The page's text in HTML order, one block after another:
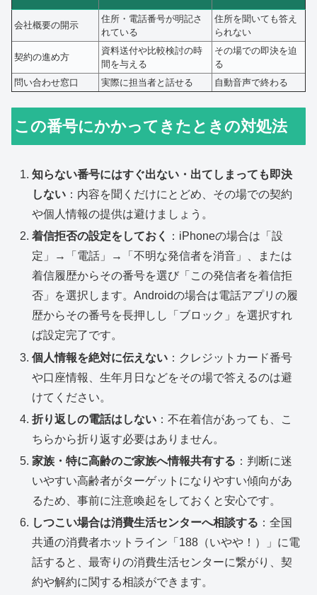
会社概要の開示
住所・電話番号が明記さ
れている
住所を聞いても答え
られない
契約の進め方
資料送付や比較検討の時
間を与える
その場での即決を迫
る
問い合わせ窓口
実際に担当者と話せる 自動音声で終わる
この番号にかかってきたときの対処法
知らない番号にはすぐ出ない・出てしまっても即決
しない ：内容を聞くだけにとどめ、その場での契約
や個人情報の提供は避けましょう。
着信拒否の設定をしておく
：iPhoneの場合は「設
定」→「電話」→「不明な発信者を消音」、または
着信履歴からその番号を選び「この発信者を着信拒
否」を選択します。Androidの場合は電話アプリの履
歴からその番号を長押しし「ブロック」を選択すれ
ば設定完了です。
個人情報を絶対に伝えない ：クレジットカード番号
や口座情報、生年月日などをその場で答えるのは避
けてください。
折り返しの電話はしない ：不在着信があっても、こ
ちらから折り返す必要はありません。
家族・特に高齢のご家族へ情報共有する ：判断に迷
いやすい高齢者がターゲットになりやすい傾向があ
るため、事前に注意喚起をしておくと安心です。
しつこい場合は消費生活センターへ相談する ：全国
共通の消費者ホットライン「188（いやや！）」に電
話すると、最寄りの消費生活センターに繋がり、契
約や解約に関する相談ができます。